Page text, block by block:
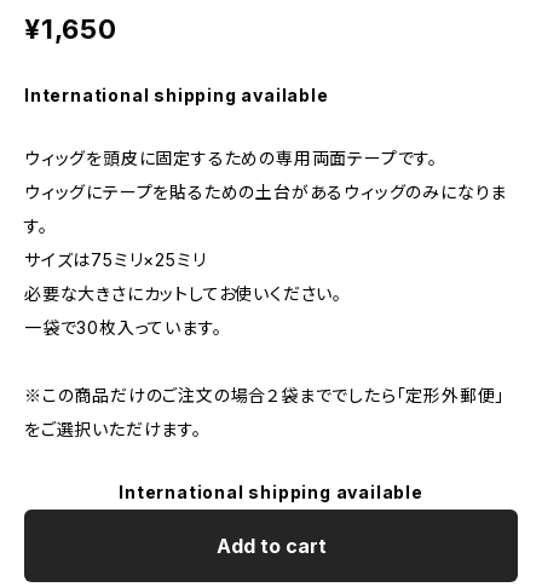
¥1,650
International shipping available
ウィッグを頭皮に固定するための専用両面テープです。
ウィッグにテープを貼るための土台があるウィッグのみになりま
す。
サイズは75ミリ×25ミリ
必要な大きさにカットしてお使いください。
一袋で30枚入っています。
※この商品だけのご注文の場合２袋まででしたら「定形外郵便」
をご選択いただけます。
International shipping available
Add to cart